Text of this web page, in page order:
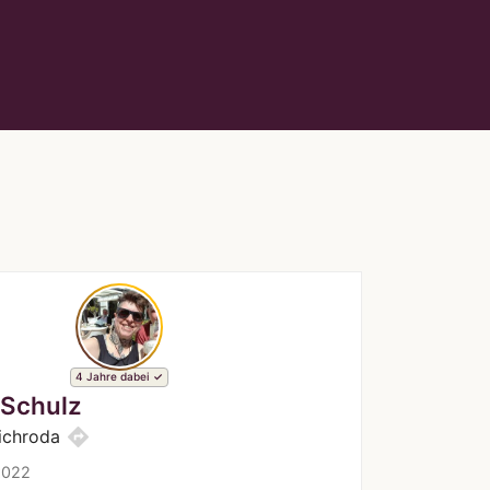
4 Jahre dabei
directions